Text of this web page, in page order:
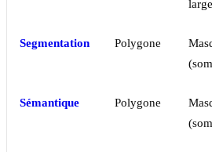
Segmentation Polygone
Sémantique Polygone